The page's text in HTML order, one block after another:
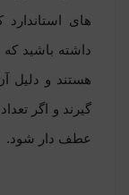
های
داشته باشید
هستند و دلیل
گیرند و اگر
عطف دار شود.